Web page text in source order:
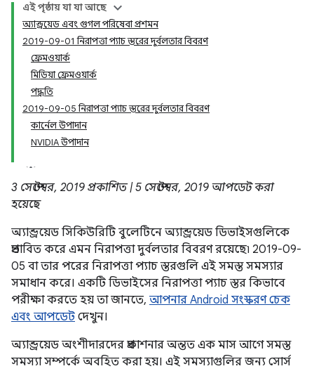
এই পৃষ্ঠায় যা যা আছে
অ্যান্ড্রয়েড এবং গুগল পরিষেবা প্রশমন
2019-09-01 নিরাপত্তা প্যাচ স্তরের দুর্বলতার বিবরণ
ফ্রেমওয়ার্ক
মিডিয়া ফ্রেমওয়ার্ক
পদ্ধতি
2019-09-05 নিরাপত্তা প্যাচ স্তরের দুর্বলতার বিবরণ
কার্নেল উপাদান
NVIDIA উপাদান
3 সেপ্টেম্বর, 2019 প্রকাশিত | 5 সেপ্টেম্বর, 2019 আপডেট করা
হয়েছে
অ্যান্ড্রয়েড সিকিউরিটি বুলেটিনে অ্যান্ড্রয়েড ডিভাইসগুলিকে
প্রভাবিত করে এমন নিরাপত্তা দুর্বলতার বিবরণ রয়েছে৷ 2019-09-
05 বা তার পরের নিরাপত্তা প্যাচ স্তরগুলি এই সমস্ত সমস্যার
সমাধান করে। একটি ডিভাইসের নিরাপত্তা প্যাচ স্তর কিভাবে
পরীক্ষা করতে হয় তা জানতে, আপনার Android সংস্করণ চেক
এবং আপডেট দেখুন।
অ্যান্ড্রয়েড অংশীদারদের প্রকাশনার অন্তত এক মাস আগে সমস্ত
সমস্যা সম্পর্কে অবহিত করা হয়। এই সমস্যাগুলির জন্য সোর্স